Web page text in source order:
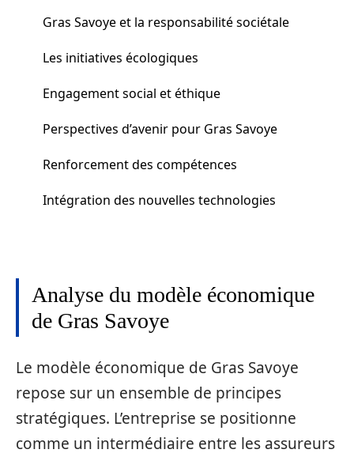
Gras Savoye et la responsabilité sociétale
Les initiatives écologiques
Engagement social et éthique
Perspectives d’avenir pour Gras Savoye
Renforcement des compétences
Intégration des nouvelles technologies
Analyse du modèle économique
de Gras Savoye
Le modèle économique de Gras Savoye
repose sur un ensemble de principes
stratégiques. L’entreprise se positionne
comme un intermédiaire entre les assureurs